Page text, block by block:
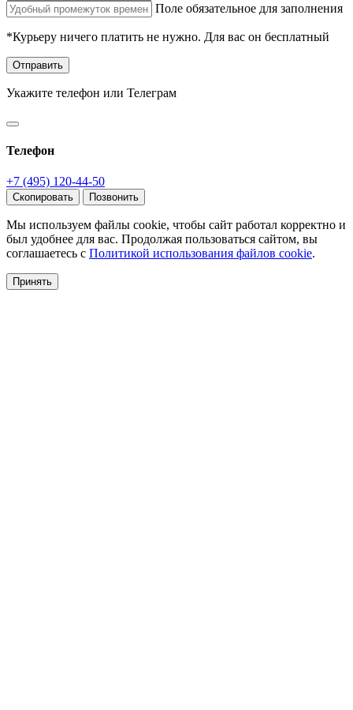
Поле обязательное для заполнения
*Курьеру ничего платить не нужно. Для вас он бесплатный
Отправить
Укажите телефон или Телеграм
Телефон
+7 (495) 120-44-50
Скопировать Позвонить
Мы используем файлы cookie, чтобы сайт работал корректно и
был удобнее для вас. Продолжая пользоваться сайтом, вы
соглашаетесь с Политикой использования файлов cookie.
Принять